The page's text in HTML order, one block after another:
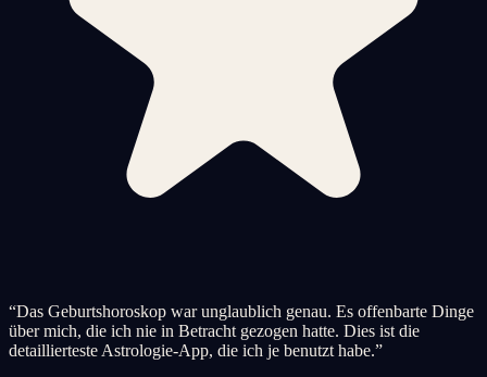
“Das Geburtshoroskop war unglaublich genau. Es offenbarte Dinge
über mich, die ich nie in Betracht gezogen hatte. Dies ist die
detaillierteste Astrologie-App, die ich je benutzt habe.”